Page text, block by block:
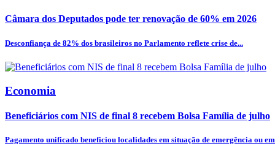
Câmara dos Deputados pode ter renovação de 60% em 2026
Desconfiança de 82% dos brasileiros no Parlamento reflete crise de...
Economia
Beneficiários com NIS de final 8 recebem Bolsa Família de julho
Pagamento unificado beneficiou localidades em situação de emergência ou em